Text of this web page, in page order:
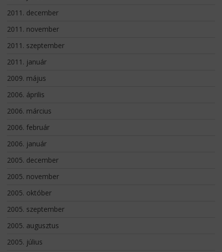
2011. december
2011. november
2011. szeptember
2011. január
2009. május
2006. április
2006. március
2006. február
2006. január
2005. december
2005. november
2005. október
2005. szeptember
2005. augusztus
2005. július